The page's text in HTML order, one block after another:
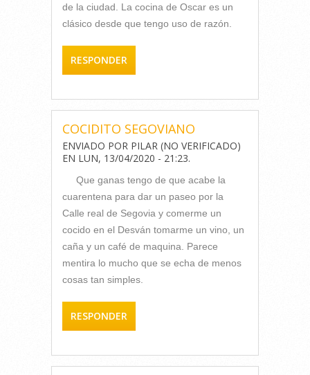
de la ciudad. La cocina de Oscar es un
clásico desde que tengo uso de razón.
RESPONDER
COCIDITO SEGOVIANO
ENVIADO POR PILAR (NO VERIFICADO)
EN LUN, 13/04/2020 - 21:23.
Que ganas tengo de que acabe la
cuarentena para dar un paseo por la
Calle real de Segovia y comerme un
cocido en el Desván tomarme un vino, un
caña y un café de maquina. Parece
mentira lo mucho que se echa de menos
cosas tan simples.
RESPONDER